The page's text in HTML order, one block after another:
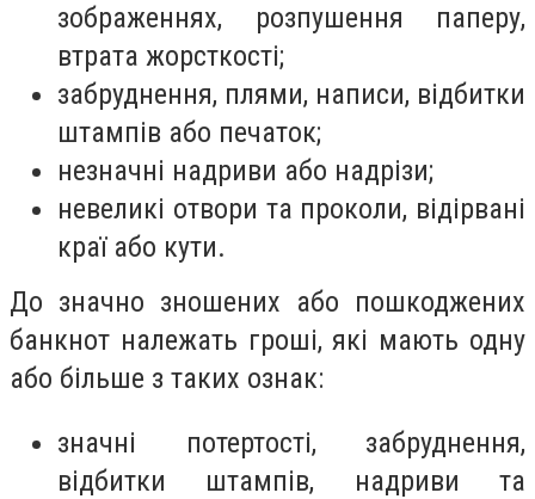
зображеннях, розпушення паперу,
втрата жорсткості;
забруднення, плями, написи, відбитки
штампів або печаток;
незначні надриви або надрізи;
невеликі отвори та проколи, відірвані
краї або кути.
До значно зношених або пошкоджених
банкнот належать гроші, які мають одну
або більше з таких ознак:
значні потертості, забруднення,
відбитки штампів, надриви та